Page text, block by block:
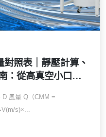
對照表｜靜壓計算、
：從高真空小口徑
風量 Q（CMM =
s)×...